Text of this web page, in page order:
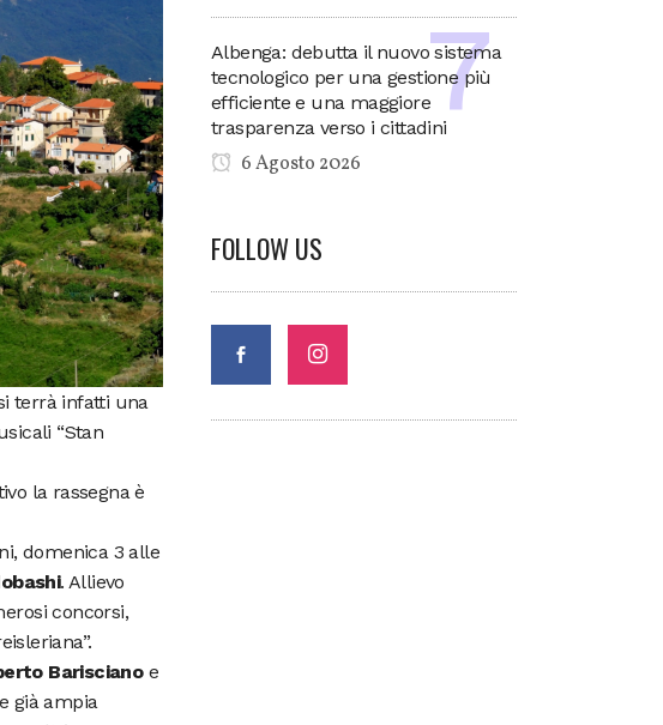
terrà infatti una
“Stan
la rassegna è
domenica 3 alle
. Allievo
concorsi,
Bariscianoe
già ampia
Albenga: debutta il nuovo sistema
tecnologico per una gestione più
efficiente e una maggiore
trasparenza verso i cittadini
6 Agosto 2026
FOLLOW US